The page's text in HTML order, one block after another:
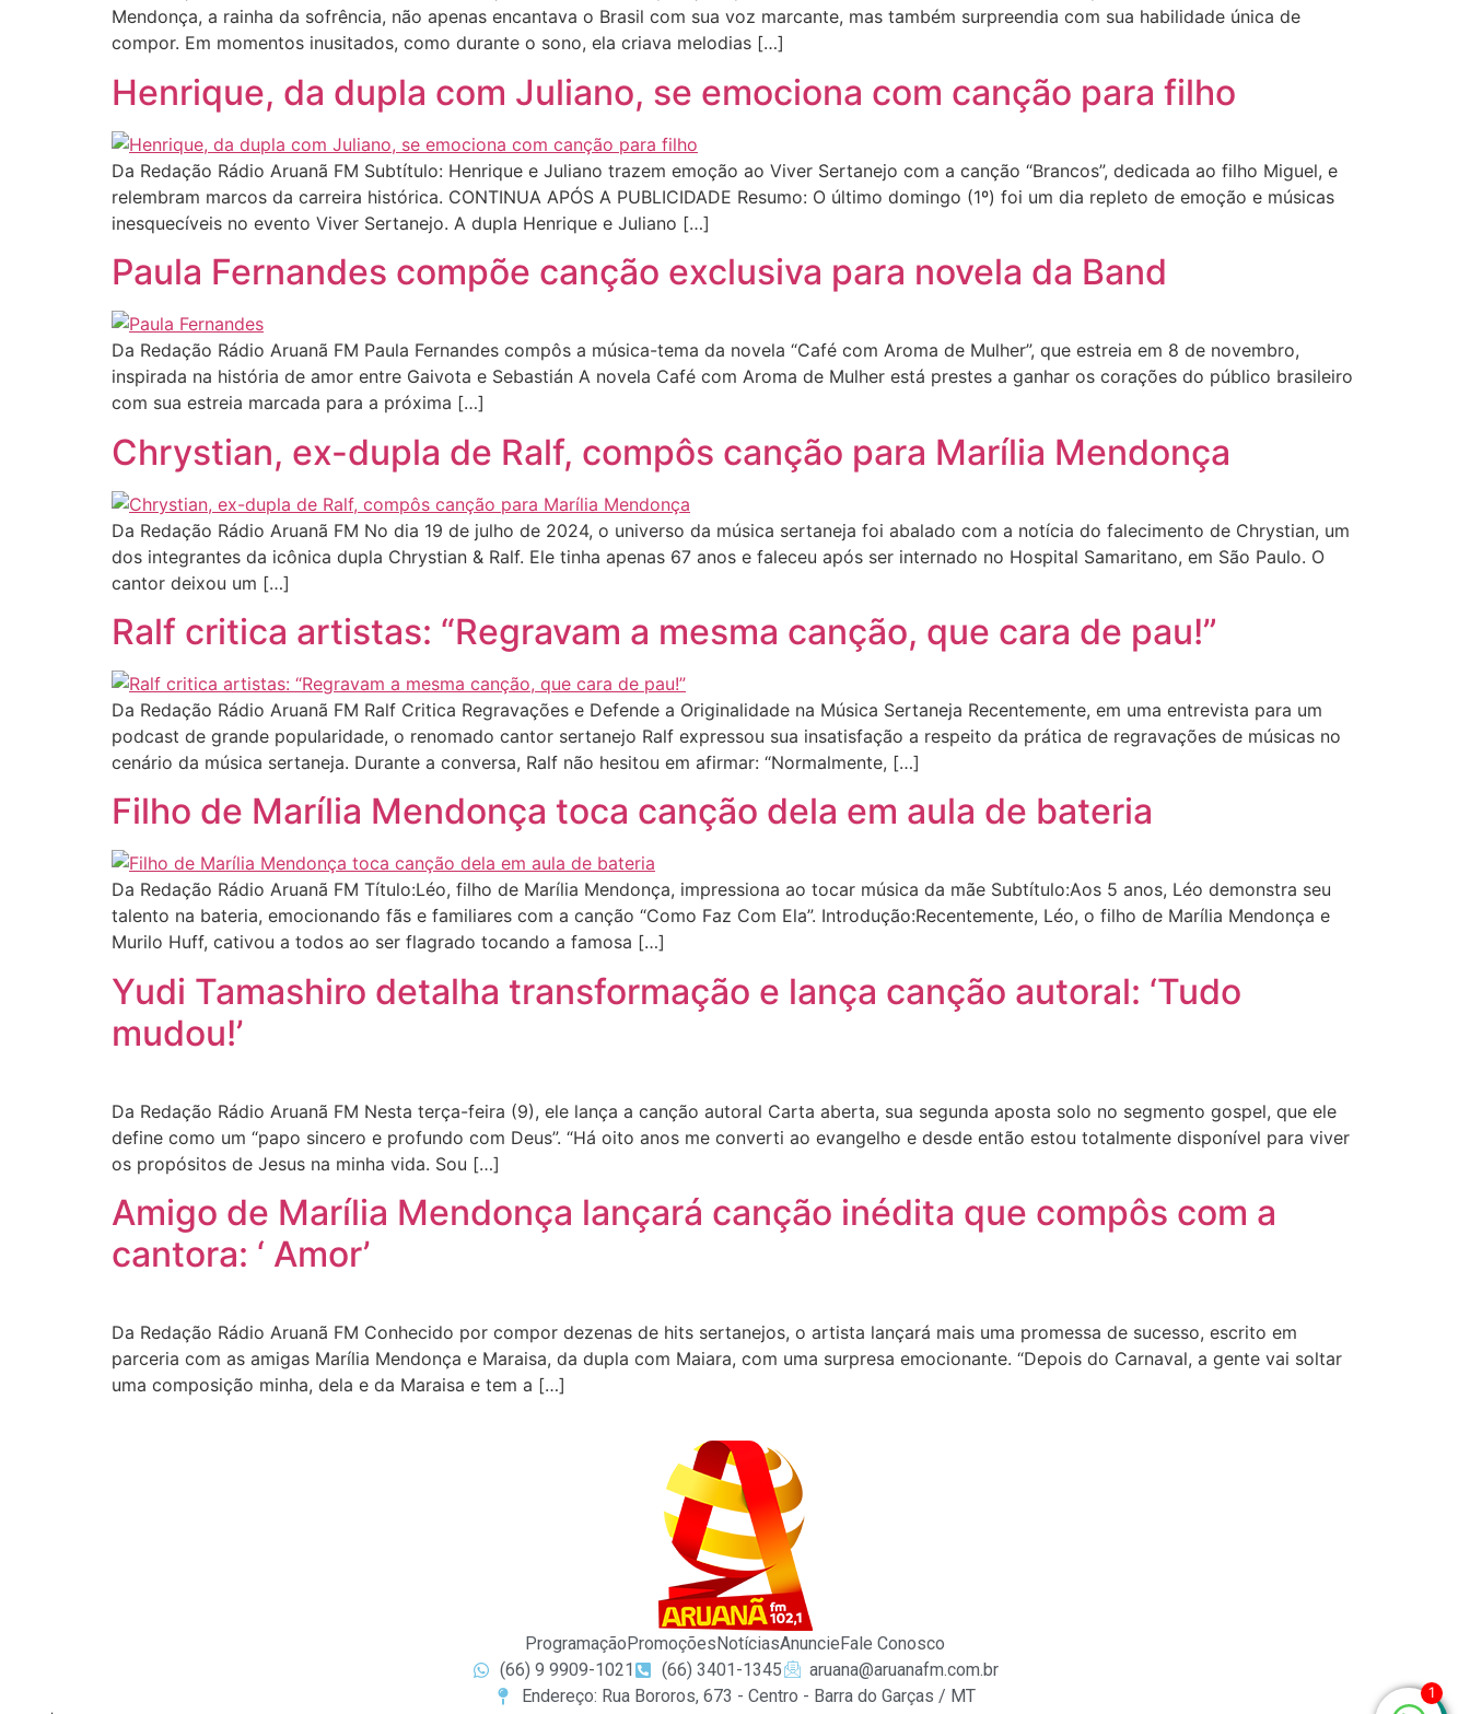
Mendonça, a rainha da sofrência, não apenas encantava o Brasil com sua voz marcante, mas também surpreendia com sua habilidade única de
compor. Em momentos inusitados, como durante o sono, ela criava melodias […]
Henrique, da dupla com Juliano, se emociona com canção para filho
Da Redação Rádio Aruanã FM Subtítulo: Henrique e Juliano trazem emoção ao Viver Sertanejo com a canção “Brancos”, dedicada ao filho Miguel, e
relembram marcos da carreira histórica. CONTINUA APÓS A PUBLICIDADE Resumo: O último domingo (1º) foi um dia repleto de emoção e músicas
inesquecíveis no evento Viver Sertanejo. A dupla Henrique e Juliano […]
Paula Fernandes compõe canção exclusiva para novela da Band
Da Redação Rádio Aruanã FM Paula Fernandes compôs a música-tema da novela “Café com Aroma de Mulher”, que estreia em 8 de novembro,
inspirada na história de amor entre Gaivota e Sebastián A novela Café com Aroma de Mulher está prestes a ganhar os corações do público brasileiro
com sua estreia marcada para a próxima […]
Chrystian, ex-dupla de Ralf, compôs canção para Marília Mendonça
Da Redação Rádio Aruanã FM No dia 19 de julho de 2024, o universo da música sertaneja foi abalado com a notícia do falecimento de Chrystian, um
dos integrantes da icônica dupla Chrystian & Ralf. Ele tinha apenas 67 anos e faleceu após ser internado no Hospital Samaritano, em São Paulo. O
cantor deixou um […]
Ralf critica artistas: “Regravam a mesma canção, que cara de pau!”
Da Redação Rádio Aruanã FM Ralf Critica Regravações e Defende a Originalidade na Música Sertaneja Recentemente, em uma entrevista para um
podcast de grande popularidade, o renomado cantor sertanejo Ralf expressou sua insatisfação a respeito da prática de regravações de músicas no
cenário da música sertaneja. Durante a conversa, Ralf não hesitou em afirmar: “Normalmente, […]
Filho de Marília Mendonça toca canção dela em aula de bateria
Da Redação Rádio Aruanã FM Título:Léo, filho de Marília Mendonça, impressiona ao tocar música da mãe Subtítulo:Aos 5 anos, Léo demonstra seu
talento na bateria, emocionando fãs e familiares com a canção “Como Faz Com Ela”. Introdução:Recentemente, Léo, o filho de Marília Mendonça e
Murilo Huff, cativou a todos ao ser flagrado tocando a famosa […]
Yudi Tamashiro detalha transformação e lança canção autoral: ‘Tudo
mudou!’
Da Redação Rádio Aruanã FM Nesta terça-feira (9), ele lança a canção autoral Carta aberta, sua segunda aposta solo no segmento gospel, que ele
define como um “papo sincero e profundo com Deus”. “Há oito anos me converti ao evangelho e desde então estou totalmente disponível para viver
os propósitos de Jesus na minha vida. Sou […]
Amigo de Marília Mendonça lançará canção inédita que compôs com a
cantora: ‘ Amor’
Da Redação Rádio Aruanã FM Conhecido por compor dezenas de hits sertanejos, o artista lançará mais uma promessa de sucesso, escrito em
parceria com as amigas Marília Mendonça e Maraisa, da dupla com Maiara, com uma surpresa emocionante. “Depois do Carnaval, a gente vai soltar
uma composição minha, dela e da Maraisa e tem a […]
ProgramaçãoPromoçõesNotíciasAnuncieFale Conosco
(66) 9 9909-1021
(66) 3401-1345
aruana@aruanafm.com.br
Endereço: Rua Bororos, 673 - Centro - Barra do Garças / MT
1